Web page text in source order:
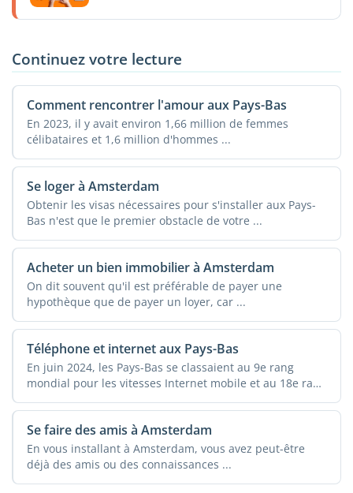
Continuez votre lecture
Comment rencontrer l'amour aux Pays-Bas
En 2023, il y avait environ 1,66 million de femmes
célibataires et 1,6 million d'hommes ...
Se loger à Amsterdam
Obtenir les visas nécessaires pour s'installer aux Pays-
Bas n'est que le premier obstacle de votre ...
Acheter un bien immobilier à Amsterdam
On dit souvent qu'il est préférable de payer une
hypothèque que de payer un loyer, car ...
Téléphone et internet aux Pays-Bas
En juin 2024, les Pays-Bas se classaient au 9e rang
mondial pour les vitesses Internet mobile et au 18e rang
...
Se faire des amis à Amsterdam
En vous installant à Amsterdam, vous avez peut-être
déjà des amis ou des connaissances ...